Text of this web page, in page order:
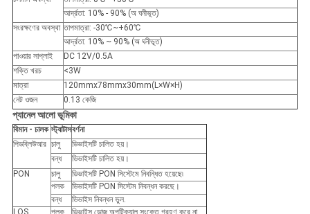
আর্দ্রতা: 10% - 90% (অ ঘনীভূত)
সংরক্ষণের অবস্থা তাপমাত্রা: -30℃~+60℃
আর্দ্রতা: 10% ~ 90% (অ ঘনীভূত)
পাওয়ার সাপ্লাই
DC 12V/0.5A
শক্তি খরচ
<3W
মাত্রা
120mmx78mmx30mm(L×W×H)
নেট ওজন
0.13 কেজি
প্যানেল আলো ভূমিকা
বিমান - চালক স্ট্যাটাসবর্ণনা
পিডব্লিউআর চালু
ডিভাইসটি চালিত হয়।
বন্ধ
ডিভাইসটি চালিত হয়।
PON
চালু
ডিভাইসটি PON সিস্টেমে নিবন্ধিত হয়েছে৷
পলক
ডিভাইসটি PON সিস্টেম নিবন্ধন করছে।
বন্ধ
ডিভাইস নিবন্ধন ভুল.